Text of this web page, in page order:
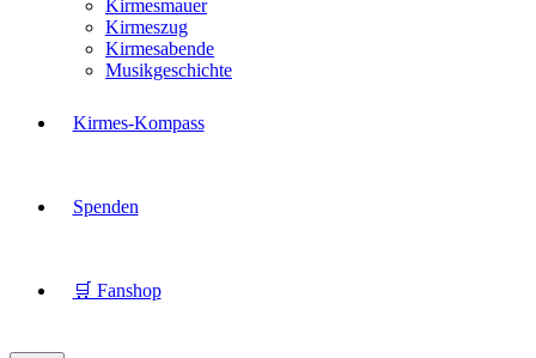
Kirmesmauer
Kirmeszug
Kirmesabende
Musikgeschichte
Kirmes-Kompass
Spenden
🛒 Fanshop